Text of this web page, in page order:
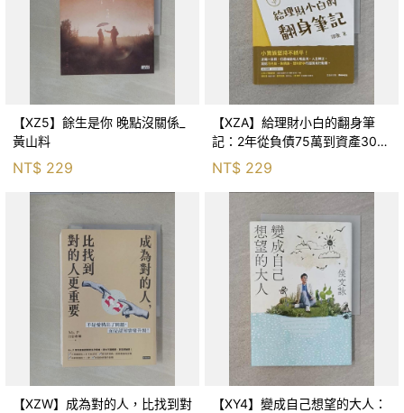
【XZ5】餘生是你 晚點沒關係_
黃山料
NT$ 229
【XZA】給理財小白的翻身筆
記：2年從負債75萬到資產300
萬，ETF讓我走在財務自由路上_
鐵蛋
NT$ 229
【XZW】成為對的人，比找到對
【XY4】變成自己想望的大人：